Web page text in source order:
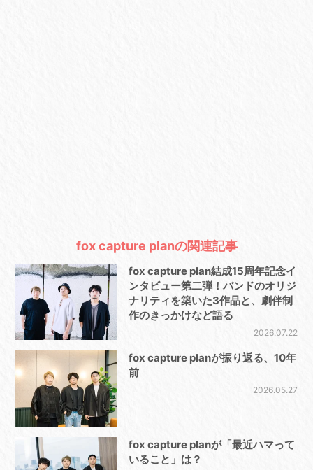
fox capture planの関連記事
fox capture plan結成15周年記念イ
ンタビュー第二弾！バンドのオリジ
ナリティを築いた3作品と、劇伴制
作のきっかけなど語る
2026.07.22
fox capture planが振り返る、10年
前
2026.05.27
fox capture planが「最近ハマって
いること」は？